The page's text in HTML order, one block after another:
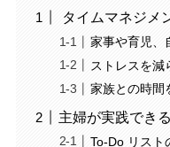
タイムマネジメ
家事や育児、
ストレスを減
家族との時間
主婦が実践でき
To-Do リスト